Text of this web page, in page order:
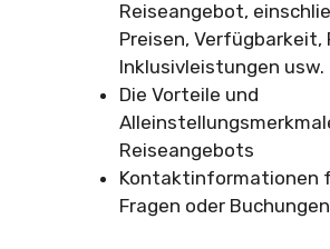
Reiseangebot,
Preisen, Verfügbarkeit,
Inklusivleistungen usw.
Die Vorteile und
Reiseangebots
Kontaktinformationen
Fragen oder Buchungen